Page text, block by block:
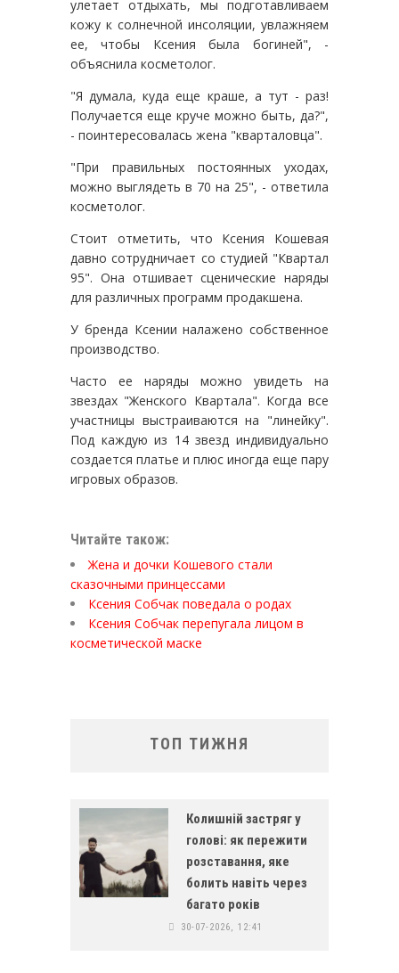
улетает отдыхать, мы подготавливаем
кожу к солнечной инсоляции, увлажняем
ее, чтобы Ксения была богиней", -
объяснила косметолог.
"Я думала, куда еще краше, а тут - раз!
Получается еще круче можно быть, да?",
- поинтересовалась жена "кварталовца".
"При правильных постоянных уходах,
можно выглядеть в 70 на 25", - ответила
косметолог.
Стоит отметить, что Ксения Кошевая
давно сотрудничает со студией "Квартал
95". Она отшивает сценические наряды
для различных программ продакшена.
У бренда Ксении налажено собственное
производство.
Часто ее наряды можно увидеть на
звездах "Женского Квартала". Когда все
участницы выстраиваются на "линейку".
Под каждую из 14 звезд индивидуально
создается платье и плюс иногда еще пару
игровых образов.
Читайте також:
Жена и дочки Кошевого стали
сказочными принцессами
Ксения Собчак поведала о родах
Ксения Собчак перепугала лицом в
косметической маске
ТОП ТИЖНЯ
Колишній застряг у
голові: як пережити
розставання, яке
болить навіть через
багато років
30-07-2026, 12:41